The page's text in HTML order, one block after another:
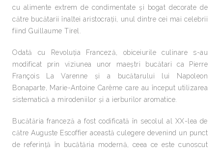
cu alimente extrem de condimentate și bogat decorate de
către bucătarii înaltei aristocrații, unul dintre cei mai celebrii
fiind Guillaume Tirel.
Odată cu Revoluția Franceză, obiceiurile culinare s-au
modificat prin viziunea unor maeștri bucătari ca Pierre
François La Varenne și a bucătarului lui Napoleon
Bonaparte, Marie-Antoine Carême care au început utilizarea
sistematică a mirodeniilor și a ierburilor aromatice.
Bucătăria franceză a fost codificată în secolul al XX-lea de
către Auguste Escoffier această culegere devenind un punct
de referință în bucătăria modernă, ceea ce este cunoscut